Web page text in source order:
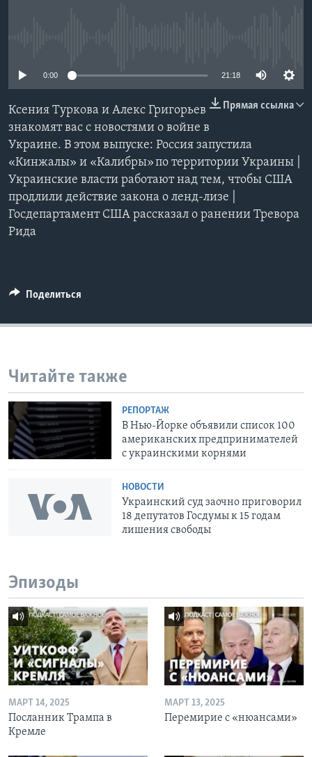
Языки
0:00 21:18
Прямая ссылка
Ксения Туркова и Алекс Григорьев
знакомят вас с новостями о войне в
Украине. В этом выпуске: Россия запустила
«Кинжалы» и «Калибры» по территории Украины |
Украинские власти работают над тем, чтобы США
продлили действие закона о ленд-лизе |
Госдепартамент США рассказал о ранении Тревора
Рида
Поделиться
Читайте также
РЕПОРТАЖ
В Нью-Йорке объявили список 100
американских предпринимателей
с украинскими корнями
НОВОСТИ
Украинский суд заочно приговорил
18 депутатов Госдумы к 15 годам
лишения свободы
Эпизоды
МАРТ 14, 2025
Посланник Трампа в
Кремле
МАРТ 13, 2025
Перемирие с «нюансами»